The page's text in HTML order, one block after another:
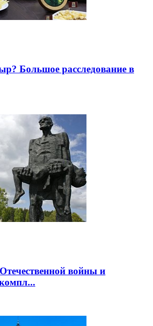
Большое расследование в
войны и